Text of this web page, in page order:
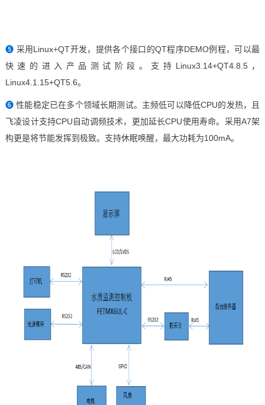
❺ 采用Linux+QT开发，提供各个接口的QT程序DEMO例程，可以最
快速的进入产品测试阶段。支持Linux3.14+QT4.8.5，
Linux4.1.15+QT5.6。
❻性能稳定已在多个领域长期测试。主频低可以降低CPU的发热，且
飞凌设计支持CPU自动调频技术，更加延长CPU使用寿命。采用A7架
构更是将节能发挥到极致。支持休眠唤醒，最大功耗为100mA。